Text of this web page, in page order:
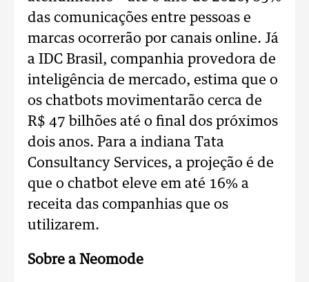
das comunicações entre pessoas e
marcas ocorrerão por canais online. Já
a IDC Brasil, companhia provedora de
inteligência de mercado, estima que o
os chatbots movimentarão cerca de
R$ 47 bilhões até o final dos próximos
dois anos. Para a indiana Tata
Consultancy Services, a projeção é de
que o chatbot eleve em até 16% a
receita das companhias que os
utilizarem.
Sobre a Neomode